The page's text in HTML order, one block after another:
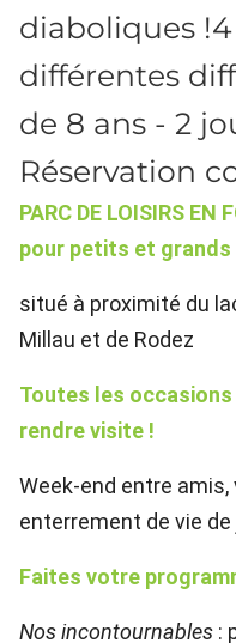
diaboliques
différentes
de 8 ans - 2
Réservation
PARC DE LOISIRS
pour petits et grands
situé à proximité du
Millau et de Rodez
Toutes les
rendre visite !
Week-end entre
enterrement de vie
Faites votre
Nos incontournables :